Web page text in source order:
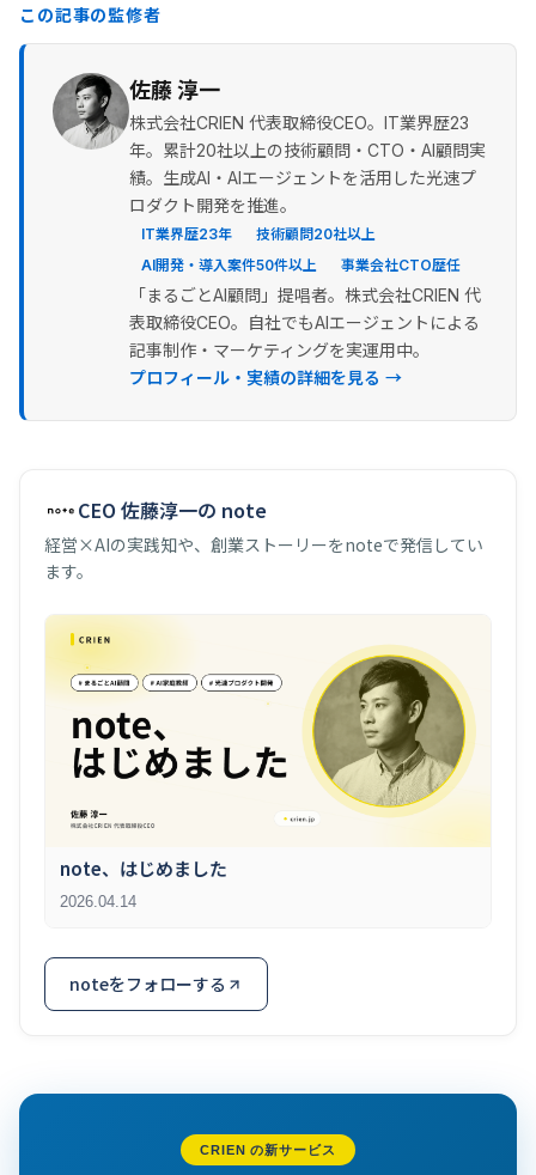
この記事の監修者
佐藤 淳一
株式会社CRIEN 代表取締役CEO。IT業界歴23
年。累計20社以上の技術顧問・CTO・AI顧問実
績。生成AI・AIエージェントを活用した光速プ
ロダクト開発を推進。
IT業界歴23年
技術顧問20社以上
AI開発・導入案件50件以上
事業会社CTO歴任
「まるごとAI顧問」提唱者。株式会社CRIEN 代
表取締役CEO。自社でもAIエージェントによる
記事制作・マーケティングを実運用中。
プロフィール・実績の詳細を見る →
CEO 佐藤淳一の note
経営×AIの実践知や、創業ストーリーをnoteで発信してい
ます。
note、はじめました
2026.04.14
noteをフォローする
CRIEN の新サービス